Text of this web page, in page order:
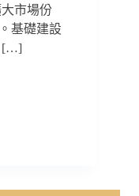
市場份
基礎建設
[…]